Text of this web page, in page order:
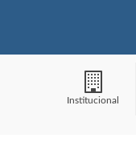
Institucional